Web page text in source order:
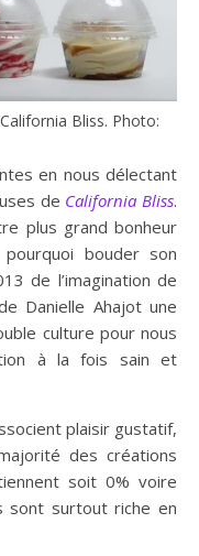
Bliss. Photo:
de California Bliss.
plus grand bonheur
bouder son
de l’imagination de
Danielle Ahajot une
culture pour nous
à la fois sain et
plaisir gustatif,
des créations
soit 0% voire
sont surtout riche en